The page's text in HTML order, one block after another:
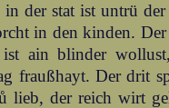
der stat ist untrü
in den kinden.
ain blinder
fraußhayt. Der drit
lieb, der reich wirt